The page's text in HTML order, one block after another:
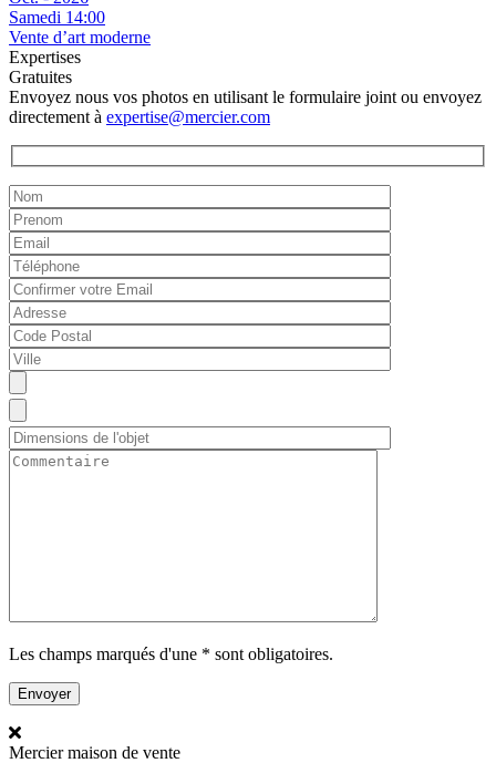
Samedi 14:00
Vente d’art moderne
Expertises
Gratuites
Envoyez nous vos photos en utilisant le formulaire joint ou envoyez
directement à expertise@mercier.com
Les champs marqués d'une * sont obligatoires.
Merciermaison de vente